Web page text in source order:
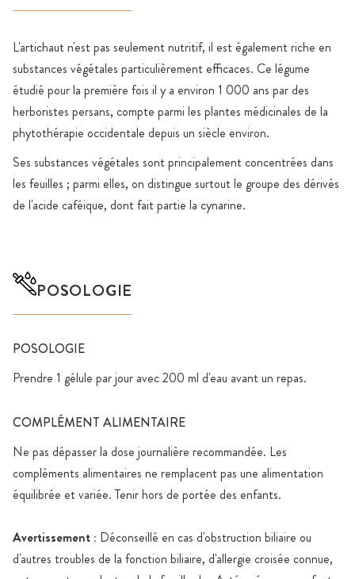
L'artichaut n'est pas seulement nutritif, il est également riche en
substances végétales particulièrement efficaces. Ce légume
étudié pour la première fois il y a environ 1 000 ans par des
herboristes persans, compte parmi les plantes médicinales de la
phytothérapie occidentale depuis un siècle environ.
Ses substances végétales sont principalement concentrées dans
les feuilles ; parmi elles, on distingue surtout le groupe des dérivés
de l'acide caféique, dont fait partie la cynarine.
POSOLOGIE
POSOLOGIE
Prendre 1 gélule par jour avec 200 ml d'eau avant un repas.
COMPLÉMENT ALIMENTAIRE
Ne pas dépasser la dose journalière recommandée. Les
compléments alimentaires ne remplacent pas une alimentation
équilibrée et variée. Tenir hors de portée des enfants.
Avertissement : Déconseillé en cas d'obstruction biliaire ou
d'autres troubles de la fonction biliaire, d'allergie croisée connue,